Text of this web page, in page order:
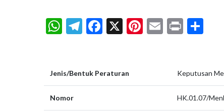
WhatsApp
Telegram
Facebook
X Pinterest
Email
Print
Jenis/Bentuk Peraturan Keputusan
Nomor HK.01.07/